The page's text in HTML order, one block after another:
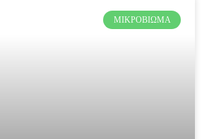
ΜΙΚΡΟΒΊΩΜΑ